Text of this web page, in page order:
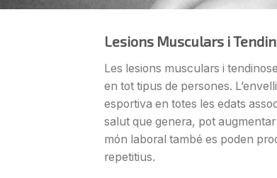
Lesions Musculars i
Les lesions musculars i
en tot tipus de persones.
esportiva en totes les edats
salut que genera, pot
món laboral també es poden
repetitius.